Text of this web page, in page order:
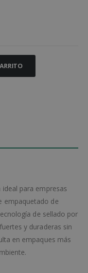
para empresas
empaquetado de
de sellado por
y duraderas sin
en empaques más